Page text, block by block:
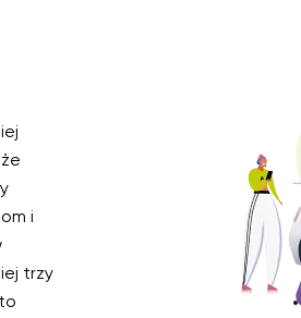
i
trzy